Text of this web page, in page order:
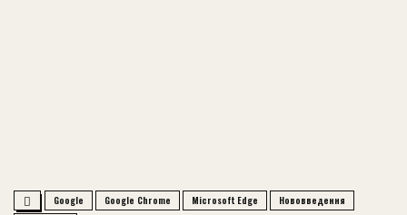
Google Google Chrome Microsoft Edge
Нововведення